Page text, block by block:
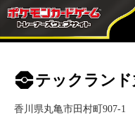
テックラン
香川県丸亀市田村町907-1